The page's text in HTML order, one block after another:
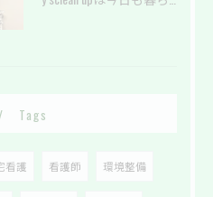
Tags
看護 看護師 環境整備